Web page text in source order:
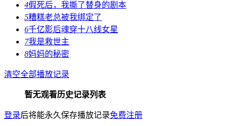
4假死后，我撕了替身的剧本
5糟糕老总被我绑定了
6千亿影后魂穿十八线女星
7我是救世主
8妈妈的秘密
清空全部播放记录
暂无观看历史记录列表
登录后将能永久保存播放记录免费注册